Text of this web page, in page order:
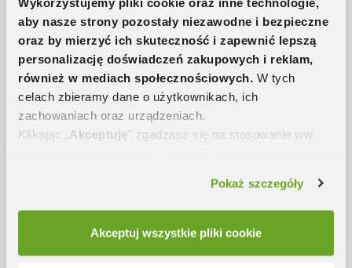
aby nasze strony pozostały niezawodne i bezpieczne
oraz by mierzyć ich skuteczność i zapewnić lepszą
personalizację doświadczeń zakupowych i reklam,
również w mediach społecznościowych. W tych
celach zbieramy dane o użytkownikach, ich
zachowaniach oraz urządzeniach.
Klikając „
Akceptuję” zgadzasz się na stosowanie ww.
Jeśli odmówisz wykorzystamy tylko niezbędne pliki
cookie i niestety nie otrzymasz spersonalizowanych
treści. W „Ustawieniach preferencji” poznasz szczegóły i
Pokaż szczegóły
Akceptuj wszystkie pliki cookie
Dołącz do setek tysięcy Klientów, którzy regularnie
otrzymują od nas informacje o nowościach,
promocjach i akcjach specjalnych.
ZAPISZ SIĘ I ODBIERZ RABAT
Tak, chcę otrzymywać emaile o nowych